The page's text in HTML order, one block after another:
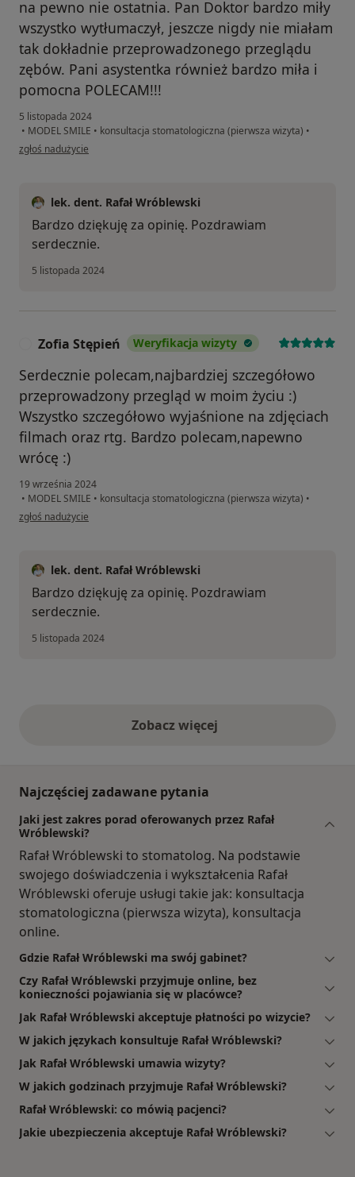
na pewno nie ostatnia. Pan Doktor bardzo miły
wszystko wytłumaczył, jeszcze nigdy nie miałam
tak dokładnie przeprowadzonego przeglądu
zębów. Pani asystentka również bardzo miła i
pomocna POLECAM!!!
5 listopada 2024
• MODEL SMILE • konsultacja stomatologiczna (pierwsza wizyta) •
w opinii użytkownika Iwona
zgłoś nadużycie
lek. dent. Rafał Wróblewski
Bardzo dziękuję za opinię. Pozdrawiam
serdecznie.
5 listopada 2024
Zofia Stępień Weryfikacja wizyty
Serdecznie polecam,najbardziej szczegółowo
przeprowadzony przegląd w moim życiu :)
Wszystko szczegółowo wyjaśnione na zdjęciach
filmach oraz rtg. Bardzo polecam,napewno
wrócę :)
19 września 2024
• MODEL SMILE • konsultacja stomatologiczna (pierwsza wizyta) •
w opinii użytkownika Zofia Stępień
zgłoś nadużycie
lek. dent. Rafał Wróblewski
Bardzo dziękuję za opinię. Pozdrawiam
serdecznie.
5 listopada 2024
Zobacz więcejopinie powyżej
Najczęściej zadawane pytania
Jaki jest zakres porad oferowanych przez Rafał
Wróblewski?
Rafał Wróblewski to stomatolog. Na podstawie
swojego doświadczenia i wykształcenia Rafał
Wróblewski oferuje usługi takie jak: konsultacja
stomatologiczna (pierwsza wizyta), konsultacja
online.
Gdzie Rafał Wróblewski ma swój gabinet?
Czy Rafał Wróblewski przyjmuje online, bez
konieczności pojawiania się w placówce?
Jak Rafał Wróblewski akceptuje płatności po wizycie?
W jakich językach konsultuje Rafał Wróblewski?
Jak Rafał Wróblewski umawia wizyty?
W jakich godzinach przyjmuje Rafał Wróblewski?
Rafał Wróblewski: co mówią pacjenci?
Jakie ubezpieczenia akceptuje Rafał Wróblewski?